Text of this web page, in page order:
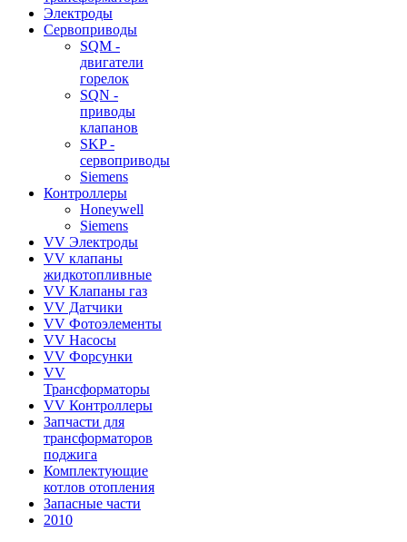
Электроды
Сервоприводы
SQM -
двигатели
горелок
SQN -
приводы
клапанов
SKP -
сервоприводы
Siemens
Контроллеры
Honeywell
Siemens
VV Электроды
VV клапаны
жидкотопливные
VV Клапаны газ
VV Датчики
VV Фотоэлементы
VV Насосы
VV Форсунки
VV
Трансформаторы
VV Контроллеры
Запчасти для
трансформаторов
поджига
Комплектующие
котлов отопления
Запасные части
2010